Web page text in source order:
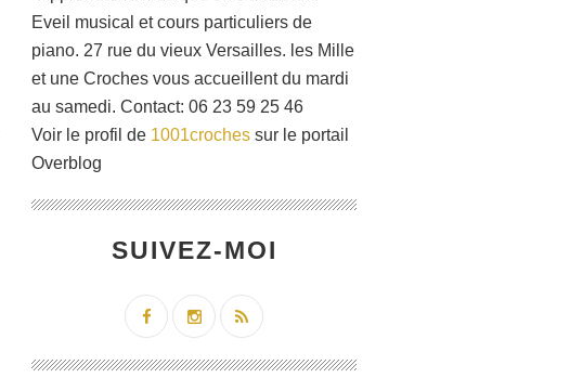
Eveil musical et cours particuliers de
piano. 27 rue du vieux Versailles. les Mille
et une Croches vous accueillent du mardi
au samedi. Contact: 06 23 59 25 46
Voir le profil de 1001croches sur le portail
Overblog
SUIVEZ-MOI